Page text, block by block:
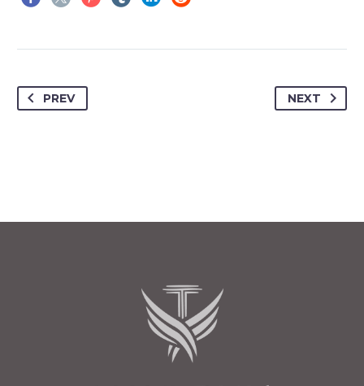
PREV NEXT